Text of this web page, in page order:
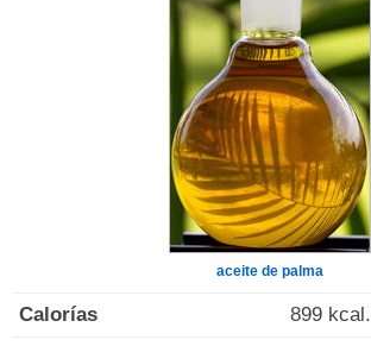
aceite de palma
Calorías 899 kcal.